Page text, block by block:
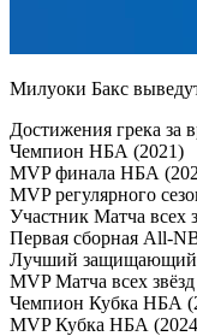
Милуоки Бакс
Достижения грека за
Чемпион НБА (2021)
MVP финала НБА
MVP регулярного
Участник Матча всех
Первая сборная All-
Лучший
MVP Матча всех
Чемпион Кубка НБА
MVP Кубка НБА